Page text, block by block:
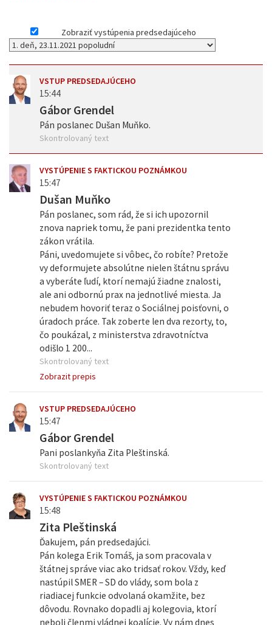
Zobraziť vystúpenia predsedajúceho
VSTUP PREDSEDAJÚCEHO
15:44
Gábor Grendel
Pán poslanec Dušan Muňko.
Skontrolovaný text
VYSTÚPENIE S FAKTICKOU POZNÁMKOU
15:47
Dušan Muňko
Pán poslanec, som rád, že si ich upozornil
znova napriek tomu, že pani prezidentka tento
zákon vrátila.
Páni, uvedomujete si vôbec, čo robíte? Pretože
vy deformujete absolútne nielen štátnu správu
a vyberáte ľudí, ktorí nemajú žiadne znalosti,
ale ani odbornú prax na jednotlivé miesta. Ja
nebudem hovoriť teraz o Sociálnej poisťovni, o
úradoch práce. Tak zoberte len dva rezorty, to,
čo poukázal, z ministerstva zdravotníctva
odišlo 1 200...
Skontrolovaný text
Zobrazit prepis
VSTUP PREDSEDAJÚCEHO
15:47
Gábor Grendel
Pani poslankyňa Zita Pleštinská.
Skontrolovaný text
VYSTÚPENIE S FAKTICKOU POZNÁMKOU
15:48
Zita Pleštinská
Ďakujem, pán predsedajúci.
Pán kolega Erik Tomáš, ja som pracovala v
štátnej správe viac ako tridsať rokov. Vždy, keď
nastúpil SMER – SD do vlády, som bola z
riadiacej funkcie odvolaná okamžite, bez
dôvodu. Rovnako dopadli aj kolegovia, ktorí
neboli členmi vládnej koalície. Vy nám dnes